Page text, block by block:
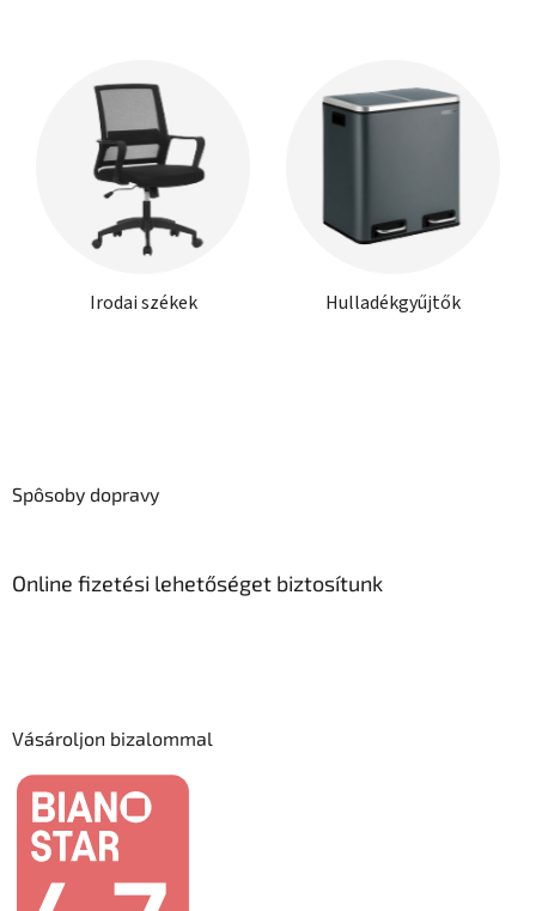
Irodai székek Hulladékgyűjtők
Spôsoby dopravy
Online fizetési lehetőséget biztosítunk
Vásároljon bizalommal